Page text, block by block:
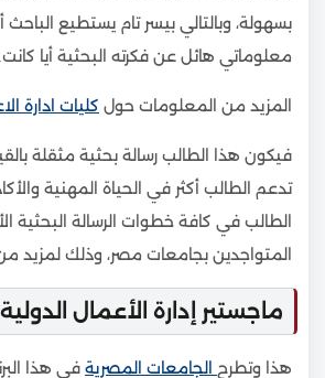
بسهولة، وبالتالي بيسر تام يستطيع
معلوماتي هائل عن فكرته البحثية أيا كانت.
المزيد من المعلومات حول كليات ادارة
فيكون هذا الطالب رسالة بحثية مثقلة
تدعم الطالب أكثر في الحياة المهنية
الطالب في كافة خطوات الرسالة البحثية
المتواجدين بجامعات مصر، وذلك لمزيد
ماجستير إدارة الأعمال
هذا وتطرح الجامعات المصرية في هذا